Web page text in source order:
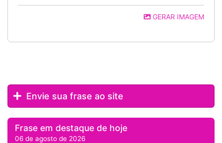
GERAR IMAGEM
Envie sua frase ao site
Frase em destaque de hoje
06 de agosto de 2026